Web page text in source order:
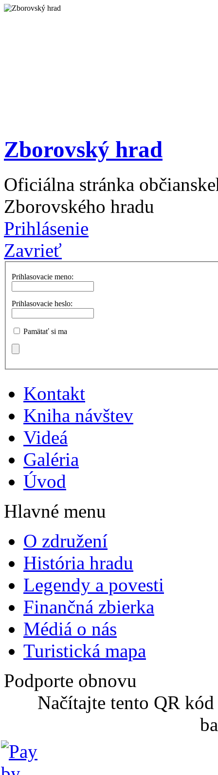
Zborovský hrad
Oficiálna stránka
Zborovského hradu
Prihlásenie
Zavrieť
Prihlasovacie meno:
Prihlasovacie heslo:
Pamätať si ma
Kontakt
Kniha návštev
Videá
Galéria
Úvod
Hlavné menu
O združení
História hradu
Legendy a povesti
Finančná zbierka
Médiá o nás
Turistická mapa
Podporte obnovu
Načítajte tento QR